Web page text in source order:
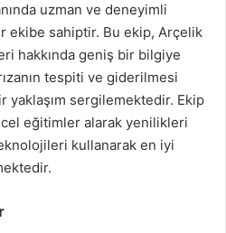
uzman ve deneyimli
ekibe sahiptir. Bu ekip, Arçelik
hakkında geniş bir bilgiye
tespiti ve giderilmesi
yaklaşım sergilemektedir. Ekip
eğitimler alarak yenilikleri
kullanarak en iyi